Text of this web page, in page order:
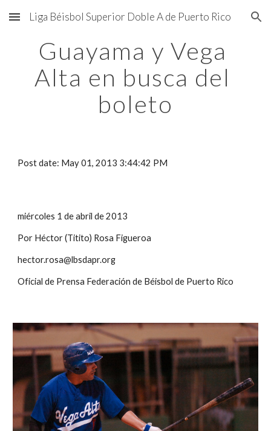
Skip to main content Skip to navigation
Liga Béisbol Superior Doble A de Puerto Rico
Guayama y Vega
Alta en busca del
boleto
Post date: May 01, 2013 3:44:42 PM
miércoles 1 de abril de 2013
Por Héctor (Titito) Rosa Figueroa
hector.rosa@lbsdapr.org
Oficial de Prensa Federación de Béisbol de Puerto Rico